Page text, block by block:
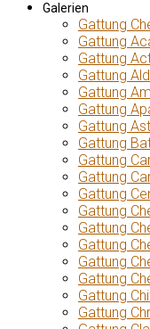
Galerien
Gattung
Gattung
Gattung
Gattung
Gattung
Gattung
Gattung
Gattung
Gattung
Gattung
Gattung
Gattung
Gattung
Gattung
Gattung
Gattung
Gattung
Gattung